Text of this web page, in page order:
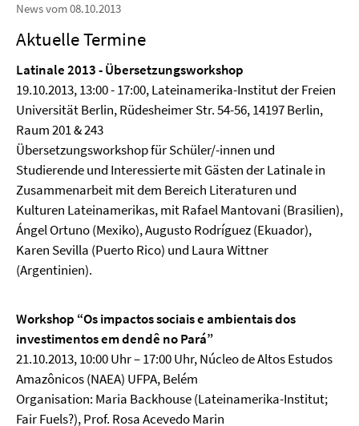
News vom 08.10.2013
Aktuelle Termine
Latinale 2013 - Übersetzungsworkshop
19.10.2013, 13:00 - 17:00, Lateinamerika-Institut der Freien
Universität Berlin, Rüdesheimer Str. 54-56, 14197 Berlin,
Raum 201 & 243
Übersetzungsworkshop für Schüler/-innen und
Studierende und Interessierte mit Gästen der Latinale in
Zusammenarbeit mit dem Bereich Literaturen und
Kulturen Lateinamerikas, mit Rafael Mantovani (Brasilien),
Ángel Ortuno (Mexiko), Augusto Rodríguez (Ekuador),
Karen Sevilla (Puerto Rico) und Laura Wittner
(Argentinien).
Workshop “Os impactos sociais e ambientais dos
investimentos em dendê no Pará”
21.10.2013, 10:00 Uhr – 17:00 Uhr, Núcleo de Altos Estudos
Amazônicos (NAEA) UFPA, Belém
Organisation: Maria Backhouse (Lateinamerika-Institut;
Fair Fuels?), Prof. Rosa Acevedo Marin